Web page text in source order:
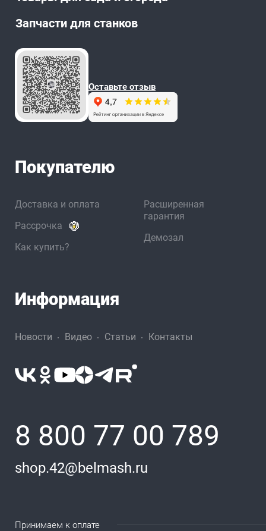
Запчасти для станков
Оставьте отзыв
Покупателю
Доставка и оплата
Рассрочка
Как купить?
Расширенная
гарантия
Демозал
Информация
Новости Видео Статьи Контакты
8 800 77 00 789
shop.42@belmash.ru
Принимаем к оплате